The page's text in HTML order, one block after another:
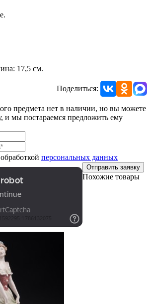
17,5 см.
Поделиться:
предмета нет в наличии, но вы можете
и мы постараемся предложить ему
персональных данных
Отправить заявку
Похожие товары